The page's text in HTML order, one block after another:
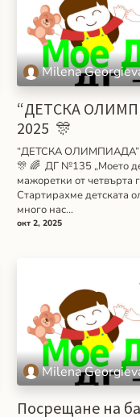
Milena
“ДЕТСКА
2025 🎊
“ДЕТСКА
🎊 🌈 ДГ №135 „Моето
мажоретки от четвърта
Стартирахме детската
много нас...
окт 2, 2025
Milena
Посрещане на